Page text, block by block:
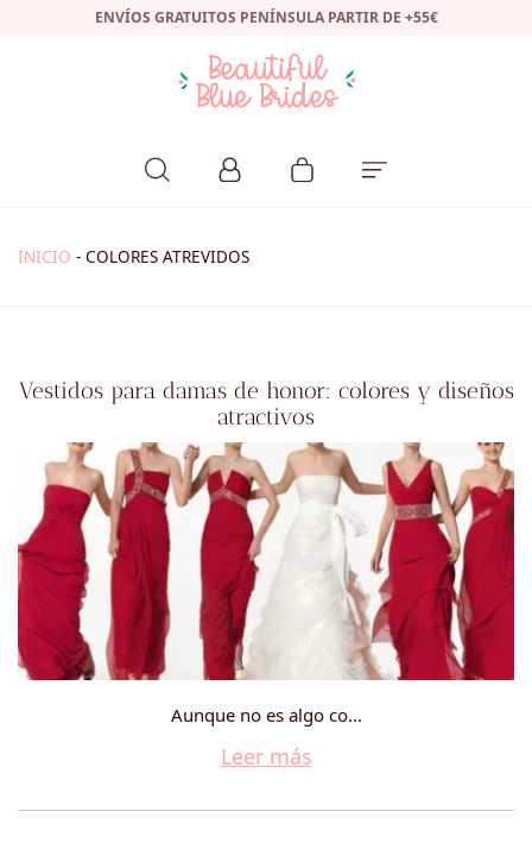
ENVÍOS GRATUITOS PENÍNSULA PARTIR DE +55€
INICIO - COLORES ATREVIDOS
Vestidos para damas de honor: colores y diseños
atractivos
Aunque no es algo co...
Leer más